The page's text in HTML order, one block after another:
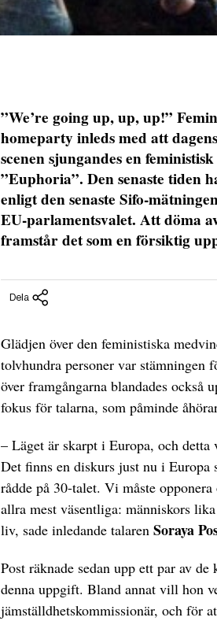
”We’re going up, up, up!”
homeparty inleds med att
scenen sjungandes en
”Euphoria”. Den senaste tiden
enligt den senaste Sifo-
EU-parlamentsvalet. Att döma
framstår det som en försiktig
Dela
Glädjen över den feministiska
tolvhundra personer var stämningen
över framgångarna blandades också
fokus för talarna, som påminde
– Läget är skarpt i Europa, och
Det finns en diskurs just nu i
rådde på 30-talet. Vi måste
allra mest väsentliga: människors
liv, sade inledande talaren Soraya
Post räknade sedan upp ett par av
denna uppgift. Bland annat vill hon
jämställdhetskommissionär, och för